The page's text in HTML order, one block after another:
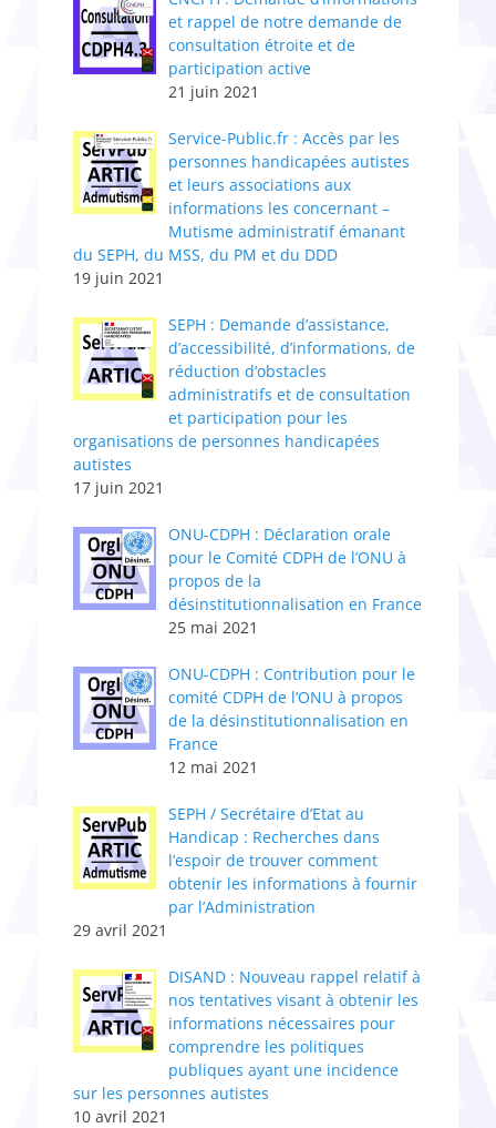
et rappel de notre demande de
consultation étroite et de
participation active
21 juin 2021
Service-Public.fr : Accès par les
personnes handicapées autistes
et leurs associations aux
informations les concernant –
Mutisme administratif émanant
du SEPH, du MSS, du PM et du DDD
19 juin 2021
SEPH : Demande d’assistance,
d’accessibilité, d’informations, de
réduction d’obstacles
administratifs et de consultation
et participation pour les
organisations de personnes handicapées
autistes
17 juin 2021
ONU-CDPH : Déclaration orale
pour le Comité CDPH de l’ONU à
propos de la
désinstitutionnalisation en France
25 mai 2021
ONU-CDPH : Contribution pour le
comité CDPH de l’ONU à propos
de la désinstitutionnalisation en
France
12 mai 2021
SEPH / Secrétaire d’Etat au
Handicap : Recherches dans
l’espoir de trouver comment
obtenir les informations à fournir
par l’Administration
29 avril 2021
DISAND : Nouveau rappel relatif à
nos tentatives visant à obtenir les
informations nécessaires pour
comprendre les politiques
publiques ayant une incidence
sur les personnes autistes
10 avril 2021